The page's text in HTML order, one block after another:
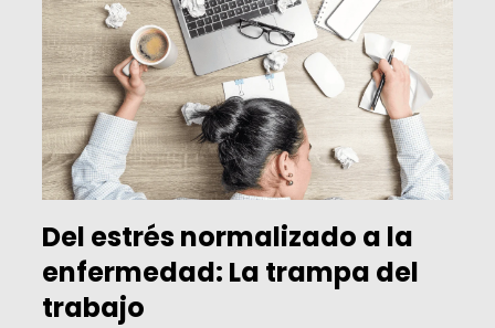
Del estrés normalizado a la
enfermedad: La trampa del
trabajo